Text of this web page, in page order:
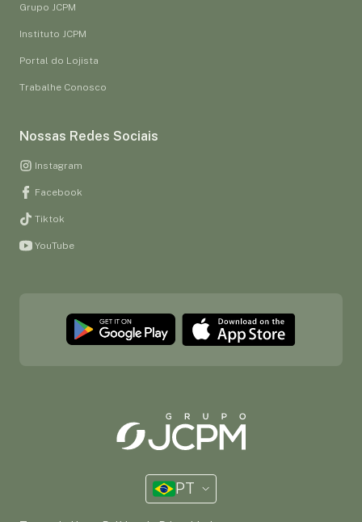
Grupo JCPM
Instituto JCPM
Portal do Lojista
Trabalhe Conosco
Nossas Redes Sociais
Instagram
Facebook
Tiktok
YouTube
PT